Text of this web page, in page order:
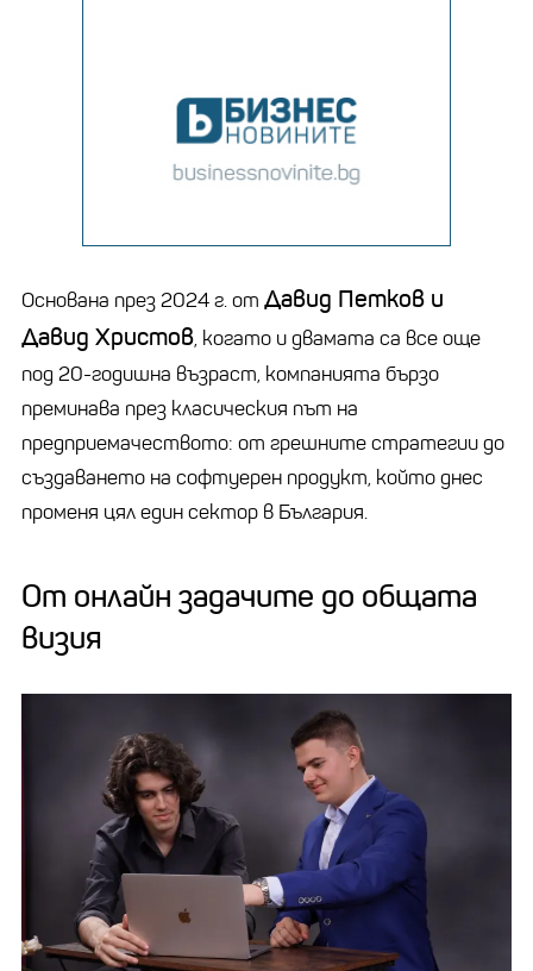
Основана през 2024 г. от Давид Петков и
Давид Христов, когато и двамата са все още
под 20-годишна възраст, компанията бързо
преминава през класическия път на
предприемачеството: от грешните стратегии до
създаването на софтуерен продукт, който днес
променя цял един сектор в България.
От онлайн задачите до общата
визия